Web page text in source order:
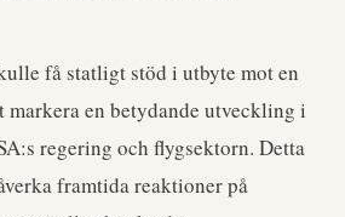
få statligt stöd i utbyte mot en
markera en betydande utveckling i
regering och flygsektorn. Detta
framtida reaktioner på